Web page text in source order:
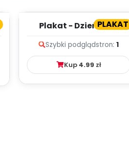
PLAKAT
Plakat - Dzień Jeża
Szybki podglądstron: 1
Kup 4.99 zł